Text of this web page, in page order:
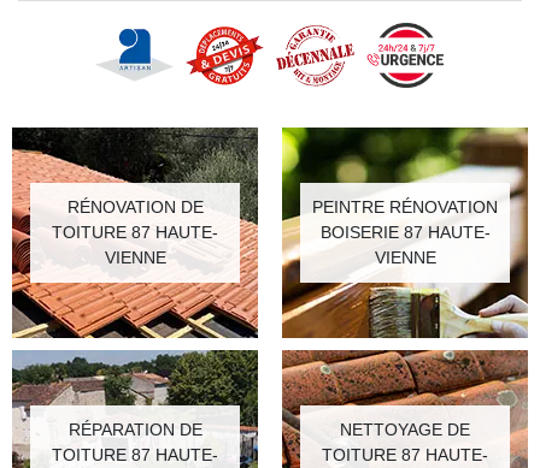
RÉNOVATION DE
TOITURE 87 HAUTE-
VIENNE
PEINTRE RÉNOVATION
BOISERIE 87 HAUTE-
VIENNE
RÉPARATION DE
TOITURE 87 HAUTE-
NETTOYAGE DE
TOITURE 87 HAUTE-